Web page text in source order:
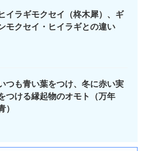
イラギモクセイ（柊木犀）、ギ
モクセイ・ヒイラギとの違い
つも青い葉をつけ、冬に赤い実
つける縁起物のオモト（万年
）